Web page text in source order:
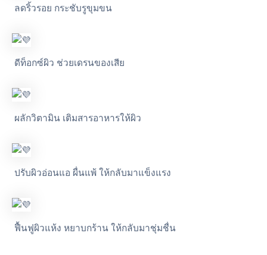
ลดริ้วรอย กระชับรูขุมขน
ดีท็อกซ์ผิว ช่วยเดรนของเสีย
ผลักวิตามิน เติมสารอาหารให้ผิว
ปรับผิวอ่อนแอ ผื่นแพ้ ให้กลับมาแข็งแรง
ฟื้นฟูผิวแห้ง หยาบกร้าน ให้กลับมาชุ่มชื่น